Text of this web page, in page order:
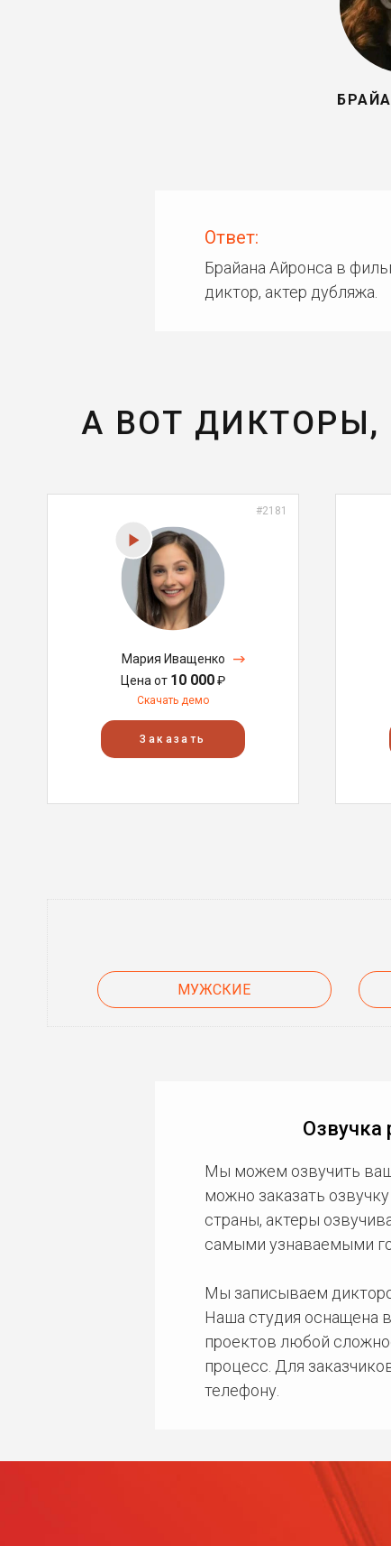
Ответ:
Брайана Айронса в
диктор, актер дубляжа.
А ВОТ
#2181
Мария Иващенко
Цена от 10 000₽
Скачать демо
Заказать
МУЖСКИЕ
Озвучка
Мы можем озвучить
можно заказать озвучку
страны, актеры
самыми узнаваемыми
Мы записываем
Наша студия оснащена
проектов любой
процесс. Для
телефону.